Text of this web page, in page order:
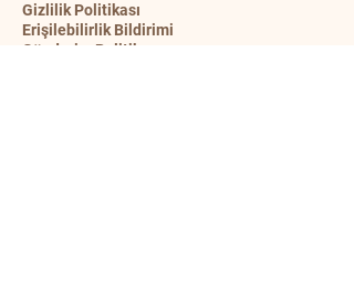
Gizlilik Politikası
Erişilebilirlik Bildirimi
Gönderim Politikası